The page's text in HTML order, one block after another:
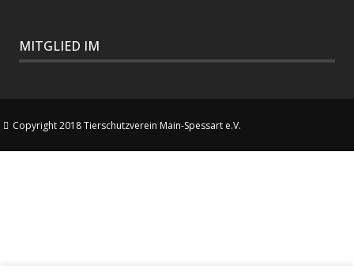
MITGLIED IM
Copyright 2018 Tierschutzverein Main-Spessart e.V.